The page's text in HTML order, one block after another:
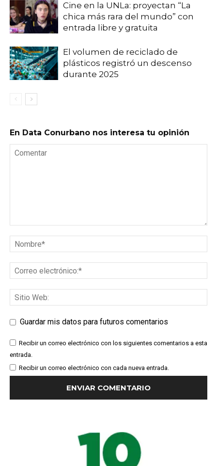
Cine en la UNLa: proyectan “La
chica más rara del mundo” con
entrada libre y gratuita
El volumen de reciclado de
plásticos registró un descenso
durante 2025
En Data Conurbano nos interesa tu opinión
Guardar mis datos para futuros comentarios
Recibir un correo electrónico con los siguientes comentarios a esta
entrada.
Recibir un correo electrónico con cada nueva entrada.